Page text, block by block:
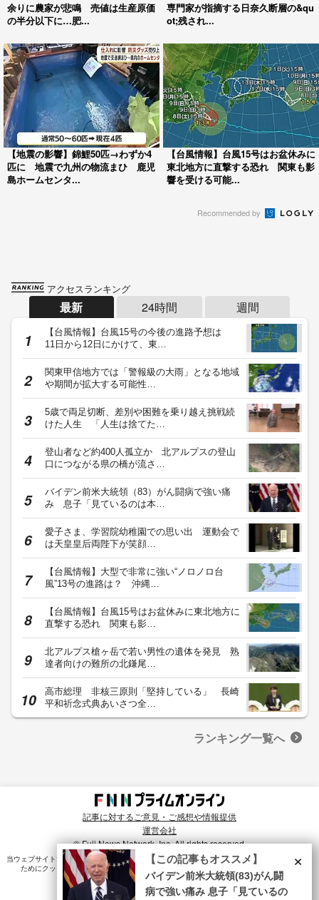
余りに農家が悲鳴 売値は生産原価
の半分以下に…肥...
専門家が指摘する日奈久断層の&qu
ot;残され...
【地震の影響】錦鯉50匹→わずか4
匹に 地震で九州の物流まひ 鹿児
島ホームセンタ...
【台風情報】台風15号はお盆休みに
東北地方に直撃する恐れ 関東も影
響を受ける可能...
Recommended by
アクセスランキング
最新 24時間 週間
【台風情報】台風15号の今後の進路予想は
11日から12日にかけて、東…
関東甲信地方では「警報級の大雨」となる地域
や期間が拡大する可能性…
5歳で両足切断、差別や困難を乗り越え挑戦続
けた人生 「人生は捨てた…
登山者など約400人孤立か 北アルプスの登山
口につながる県の橋が流さ…
バイデン前米大統領（83）がん闘病で強い痛
み 息子「見ているのは本…
愛子さま、学習院幼稚園での思い出 運動会で
は天皇皇后両陛下が笑顔…
【台風情報】大型で非常に強い“ノロノロ台
風”13号の進路は？ 沖縄…
【台風情報】台風15号はお盆休みに東北地方に
直撃する恐れ 関東も影…
北アルプス槍ヶ岳で若い男性の遺体を発見 熟
達者向けの難所の北鎌尾…
高市総理 非核三原則「堅持している」 長崎
平和祈念式典あいさつ全…
ランキング一覧へ
記事に対するご意見・ご感想や情報提供
運営会社
© Fuji News Network, Inc. All rights reserved.
当ウェブサイトでは、ユーザのニーズ・興味・関⼼に合致したコンテンツや広告配信を提供する
ためにクッキーを使⽤しています。詳細は、プライバシーポリシー をご確認ください。×
【この記事もオススメ】
バイデン前米大統領(83)がん闘
病で強い痛み 息子「見ているの